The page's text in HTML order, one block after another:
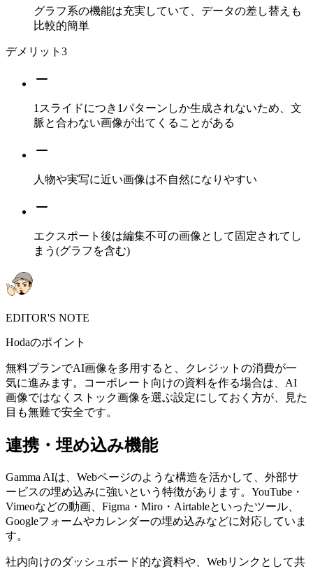
グラフ系の機能は充実していて、データの差し替えも
比較的簡単
デメリット 3
1スライドにつき1パターンしか生成されないため、文
脈と合わない画像が出てくることがある
人物や実写に近い画像は不自然になりやすい
エクスポート後は編集不可の画像として固定されてし
まう(グラフを含む)
EDITOR'S NOTE
Hodaのポイント
無料プランでAI画像を多用すると、クレジットの消費が一
気に進みます。コーポレート向けの資料を作る場合は、AI
画像ではなくストック画像を選ぶ設定にしておく方が、見た
目も無難で安全です。
連携・埋め込み機能
Gamma AIは、Webページのような構造を活かして、外部サ
ービスの埋め込みに強いという特徴があります。YouTube・
Vimeoなどの動画、Figma・Miro・Airtableといったツール、
Googleフォームやカレンダーの埋め込みなどに対応していま
す。
社内向けのダッシュボード的な資料や、Webリンクとして共